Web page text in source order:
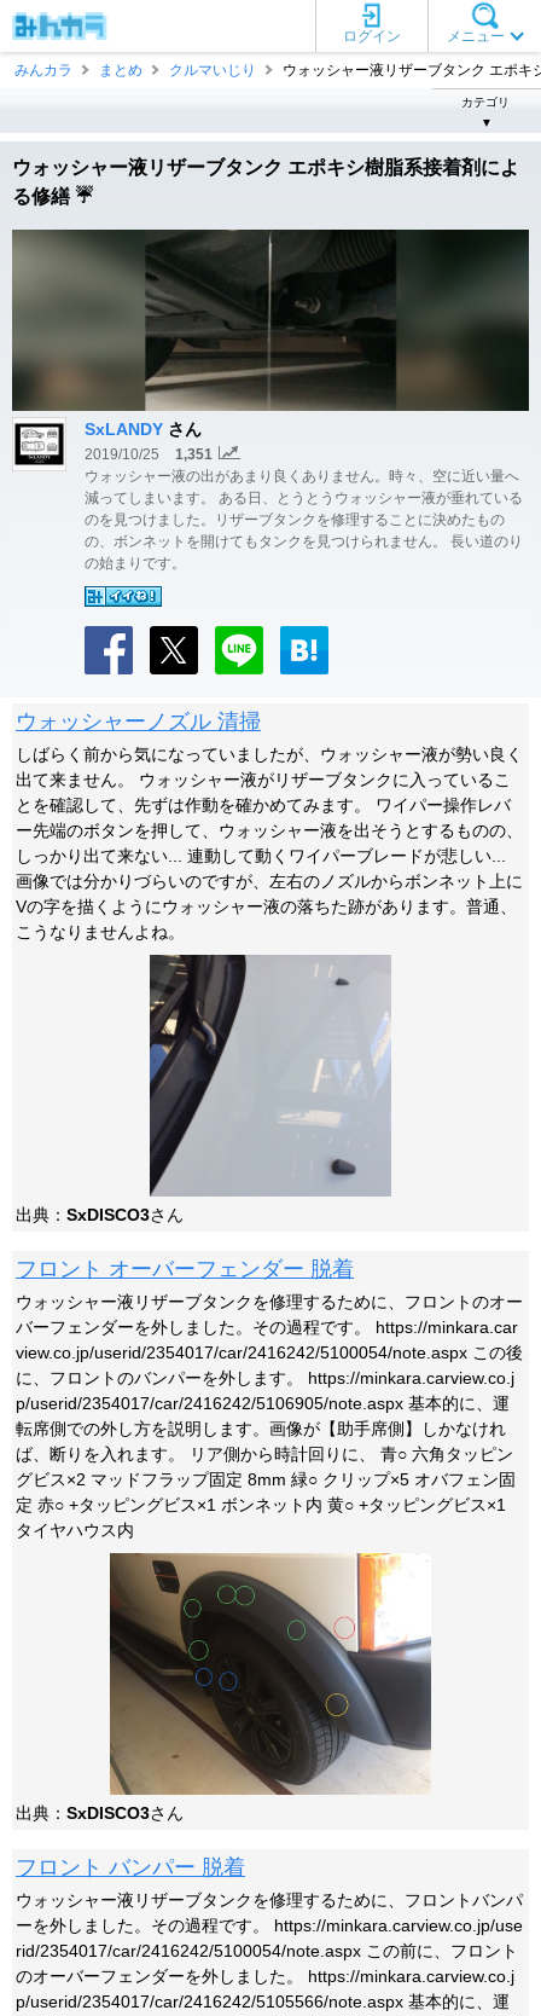
メニュー
ログイン
みんカラ
まとめ クルマいじり ウォッシャー液リザーブタンク エポキ
カテゴリ
▼
ウォッシャー液リザーブタンク エポキシ樹脂系接着剤によ
る修繕 ☔️
SxLANDY さん
2019/10/25
1,351
ウォッシャー液の出があまり良くありません。時々、空に近い量へ
減ってしまいます。 ある日、とうとうウォッシャー液が垂れている
のを見つけました。リザーブタンクを修理することに決めたもの
の、ボンネットを開けてもタンクを見つけられません。 長い道のり
の始まりです。
ウォッシャーノズル 清掃
しばらく前から気になっていましたが、ウォッシャー液が勢い良く
出て来ません。 ウォッシャー液がリザーブタンクに入っているこ
とを確認して、先ずは作動を確かめてみます。 ワイパー操作レバ
ー先端のボタンを押して、ウォッシャー液を出そうとするものの、
しっかり出て来ない... 連動して動くワイパーブレードが悲しい...
画像では分かりづらいのですが、左右のノズルからボンネット上に
Vの字を描くようにウォッシャー液の落ちた跡があります。普通、
こうなりませんよね。
出典： SxDISCO3さん
フロント オーバーフェンダー 脱着
ウォッシャー液リザーブタンクを修理するために、フロントのオー
バーフェンダーを外しました。その過程です。 https://minkara.car
view.co.jp/userid/2354017/car/2416242/5100054/note.aspx この後
に、フロントのバンパーを外します。 https://minkara.carview.co.j
p/userid/2354017/car/2416242/5106905/note.aspx 基本的に、運
転席側での外し方を説明します。画像が【助手席側】しかなけれ
ば、断りを入れます。 リア側から時計回りに、 青○ 六角タッピン
グビス×2 マッドフラップ固定 8mm 緑○ クリップ×5 オバフェン固
定 赤○ +タッピングビス×1 ボンネット内 黄○ +タッピングビス×1
タイヤハウス内
出典： SxDISCO3さん
フロント バンパー 脱着
ウォッシャー液リザーブタンクを修理するために、フロントバンパ
ーを外しました。その過程です。 https://minkara.carview.co.jp/use
rid/2354017/car/2416242/5100054/note.aspx この前に、フロント
のオーバーフェンダーを外しました。 https://minkara.carview.co.j
p/userid/2354017/car/2416242/5105566/note.aspx 基本的に、運